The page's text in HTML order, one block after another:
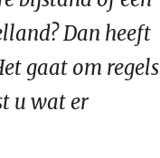
Dan heeft
gaat om regels
u wat er